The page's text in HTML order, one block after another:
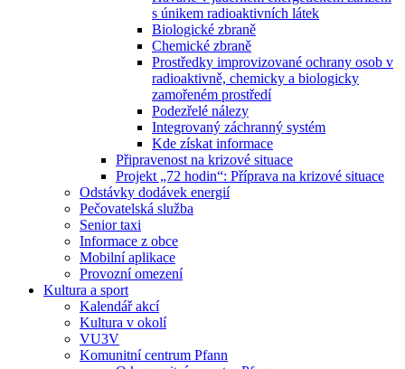
s únikem radioaktivních látek
Biologické zbraně
Chemické zbraně
Prostředky improvizované ochrany osob v
radioaktivně, chemicky a biologicky
zamořeném prostředí
Podezřelé nálezy
Integrovaný záchranný systém
Kde získat informace
Připravenost na krizové situace
Projekt „72 hodin“: Příprava na krizové situace
Odstávky dodávek energií
Pečovatelská služba
Senior taxi
Informace z obce
Mobilní aplikace
Provozní omezení
Kultura a sport
Kalendář akcí
Kultura v okolí
VU3V
Komunitní centrum Pfann